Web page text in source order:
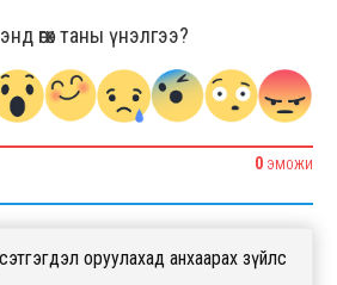
өгөх таны үнэлгээ?
0 ЭМОЖИ
оруулахад анхаарах зүйлс